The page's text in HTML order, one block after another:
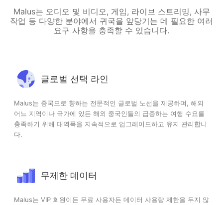
Malus는 오디오 및 비디오, 게임, 라이브 스트리밍, 사무
작업 등 다양한 분야에서 귀국을 앞당기는 데 필요한 여러
요구 사항을 충족할 수 있습니다.
글로벌 선택 라인
Malus는 중국으로 향하는 전문적인 글로벌 노선을 제공하며, 해외
어느 지역이나 국가에 있든 해외 중국인들의 급증하는 여행 수요를
충족하기 위해 대역폭을 지속적으로 업그레이드하고 유지 관리합니
다.
무제한 데이터
Malus는 VIP 회원이든 무료 사용자든 데이터 사용량 제한을 두지 않